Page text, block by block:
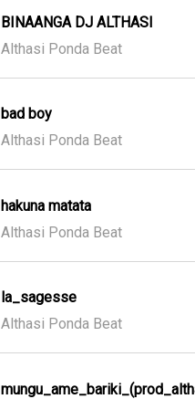
BINAANGA DJ ALTHASI
Althasi Ponda Beat
bad boy
Althasi Ponda Beat
hakuna matata
Althasi Ponda Beat
la_sagesse
Althasi Ponda Beat